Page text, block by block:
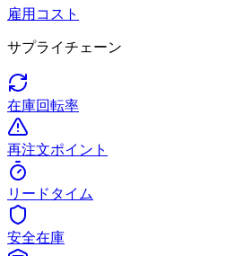
雇用コスト
サプライチェーン
在庫回転率
再注文ポイント
リードタイム
安全在庫